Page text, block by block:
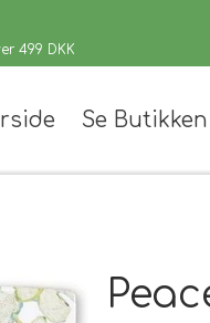
499 DKK
Se Butikken
Te